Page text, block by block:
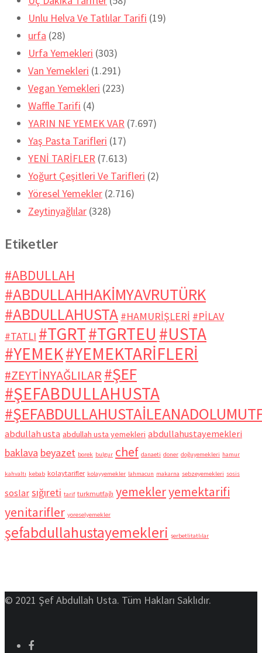
Unlu Helva Ve Tatlılar Tarifi (19)
urfa (28)
Urfa Yemekleri (303)
Van Yemekleri (1.291)
Vegan Yemekleri (223)
Waffle Tarifi (4)
YARIN NE YEMEK VAR (7.697)
Yaş Pasta Tarifleri (17)
YENİ TARİFLER (7.613)
Yoğurt Çeşitleri Ve Tarifleri (2)
Yöresel Yemekler (2.716)
Zeytinyağlılar (328)
Etiketler
#ABDULLAH
#ABDULLAHHAKİMYAVRUTÜRK
#ABDULLAHUSTA #HAMURİŞLERİ #PİLAV
#TATLI #TGRT#TGRTEU #USTA
#YEMEK#YEMEKTARİFLERİ
#ZEYTİNYAĞLILAR #ŞEF
#ŞEFABDULLAHUSTA
abdullah usta abdullah usta yemekleri abdullahustayemekleri
baklava beyazet borek bulgur chef danaeti doner doğuyemekleri hamur
kahvaltı kebab kolaytarifler kolayyemekler lahmacun makarna sebzeyemekleri sosis
soslar sığıreti tarif turkmutfağı yemekleryemektarifi
yenitarifler yoreselyemekler
şefabdullahustayemekleri şerbetlitatlılar
© 2021 Şef Abdullah Usta. Tüm Hakları Saklıdır.